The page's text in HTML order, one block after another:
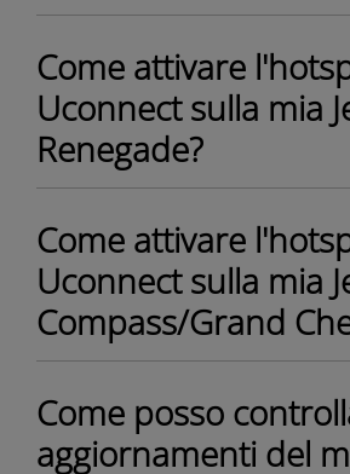
Come attivare
Uconnect sulla mia
Renegade?
Come attivare
Uconnect sulla mia
Compass/Grand
Come posso
aggiornamenti del